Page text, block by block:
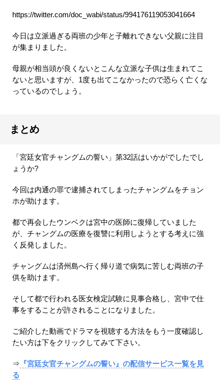
https://twitter.com/doc_wabi/status/994176119053041664
今日は立派過ぎる両班の少年と子離れできない父親に注目
が集まりました。
母親が相当頭が良くないとこんな立派な子供は生まれてこ
ないと思いますが、1度も出てこなかったので恐らく亡くな
っているのでしょう。
まとめ
「宮廷女官チャングムの誓い」第32話はいかがでしたでし
ょうか?
今回は内通の罪で逮捕されてしまったチャングムをチョン
ホが助けます。
都で再会したウンベクは宮中の医師に復帰していました
が、チャングムの医療を復讐に利用しようとする考えに強
く反発しました。
チャングムは済州島へ行く帰り道で病気に苦しむ両班の子
供を助けます。
そして都で行われる医女検定試験に見事合格し、宮中で仕
事をすることが許されることになりました。
ご紹介した動画でドラマを視聴する方法をもう一度確認し
たい方は下をクリックしてみて下さい。
⇒ 『宮廷女官チャングムの誓い』の配信サービス一覧を見
る